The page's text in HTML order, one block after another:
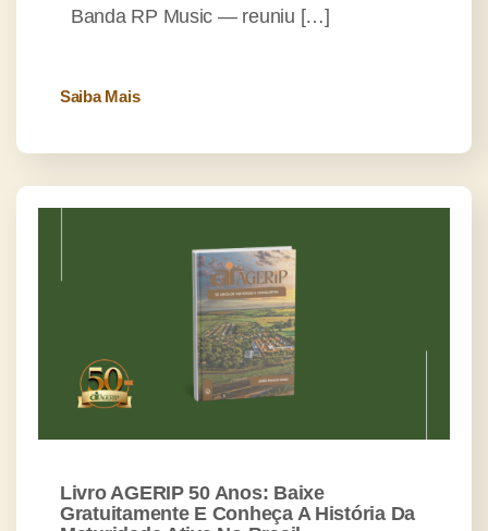
Banda RP Music — reuniu […]
Saiba Mais
Livro AGERIP 50 Anos: Baixe
Gratuitamente E Conheça A História Da